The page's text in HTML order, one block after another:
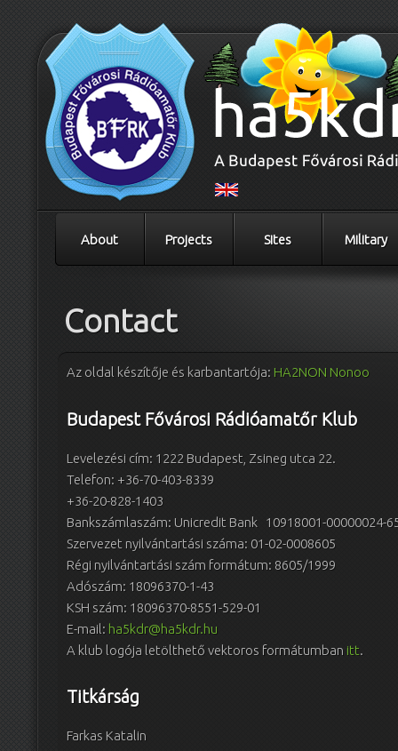
About Projects Sites Military
Contact
Az oldal készítője és karbantartója: HA2NON Nonoo
Budapest Fővárosi Rádióamatőr Klub
Levelezési cím: 1222 Budapest, Zsineg utca 22.
Telefon: +36-70-403-8339
+36-20-828-1403
Bankszámlaszám: Unicredit Bank 10918001-00000024-
Szervezet nyilvántartási száma: 01-02-0008605
Régi nyilvántartási szám formátum: 8605/1999
Adószám: 18096370-1-43
KSH szám: 18096370-8551-529-01
E-mail: ha5kdr@ha5kdr.hu
A klub logója letölthető vektoros formátumban itt.
Titkárság
Farkas Katalin